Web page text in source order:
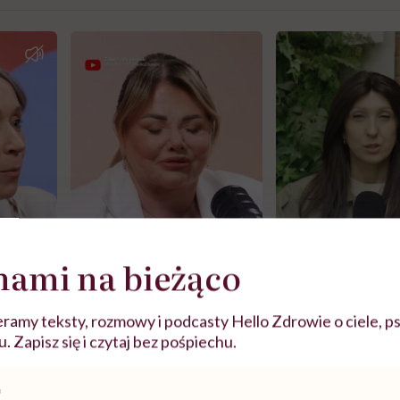
na bieżąco
teksty, rozmowy i podcasty Hello Zdrowie o ciele,
Zapisz się i czytaj bez pośpiechu.